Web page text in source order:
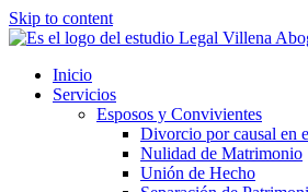
Skip to content
Inicio
Servicios
Esposos y Convivientes
Divorcio por causal en
Nulidad de Matrimonio
Unión de Hecho